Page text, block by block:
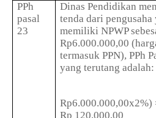
PPh
pasal
23
Dinas Pendidikan
tenda dari pengusaha
memiliki NPWP
Rp6.000.000,00
termasuk PPN), PPh
yang terutang adalah:
Rp6.000.000,00x2%)
Rp 120.000,00